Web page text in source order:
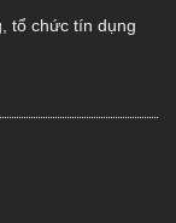
tổ chức tín dụng